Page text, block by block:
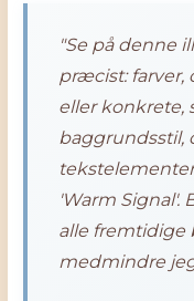
"Se på denne
præcist: farver,
eller konkrete,
baggrundsstil,
'Warm Signal'.
alle fremtidige
medmindre